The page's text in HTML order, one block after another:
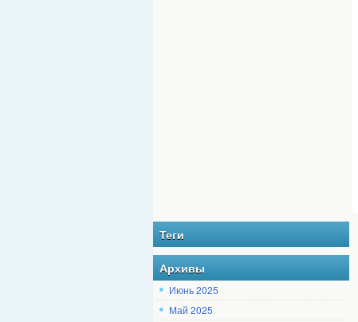
Теги
Архивы
Июнь 2025
Май 2025